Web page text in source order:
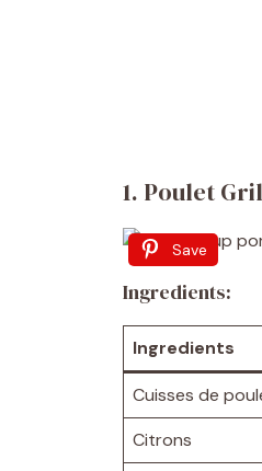
1. Poulet
Save
Ingredients:
Ingredients
Cuisses de
Citrons